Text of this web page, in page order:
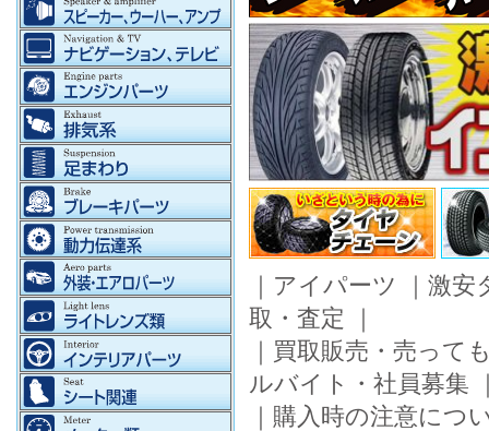
｜ アイパーツ ｜ 激安
取・査定 ｜
｜ 買取販売・売って
ルバイト・社員募集
｜ 購入時の注意につ